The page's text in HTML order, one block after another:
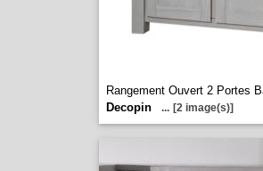
Rangement Ouvert 2 Portes
Decopin
... [2 image(s)]